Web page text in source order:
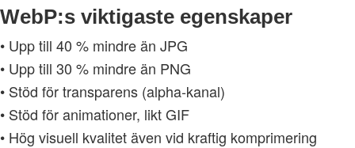
WebP:s viktigaste egenskaper
• Upp till 40 % mindre än JPG
• Upp till 30 % mindre än PNG
• Stöd för transparens (alpha‑kanal)
• Stöd för animationer, likt GIF
• Hög visuell kvalitet även vid kraftig komprimering